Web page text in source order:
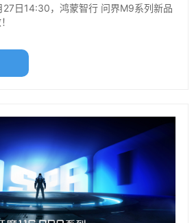
27日14:30，鸿蒙智行 问界M9系列新品